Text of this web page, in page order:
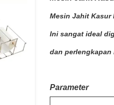
Mesin Jahit Kasur
Ini sangat ideal
dan perlengkapan
Parameter